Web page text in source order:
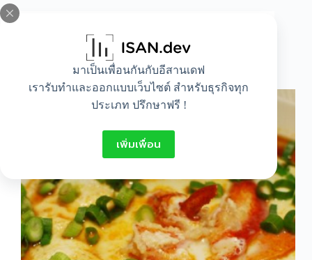
มาเป็นเพื่อนกันกับอีสานเดฟ
เรารับทำและออกแบบเว็บไซต์ สำหรับธุรกิจทุก
ประเภท ปรึกษาฟรี !
เพิ่มเพื่อน
Food, Lifestyle
วิธีทำไข่ตุ๋น ไว้ทานเองที่บ้าน